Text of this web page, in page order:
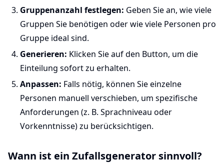
Gruppenanzahl festlegen: Geben Sie an, wie viele
Gruppen Sie benötigen oder wie viele Personen pro
Gruppe ideal sind.
Generieren: Klicken Sie auf den Button, um die
Einteilung sofort zu erhalten.
Anpassen: Falls nötig, können Sie einzelne
Personen manuell verschieben, um spezifische
Anforderungen (z. B. Sprachniveau oder
Vorkenntnisse) zu berücksichtigen.
Wann ist ein Zufallsgenerator sinnvoll?